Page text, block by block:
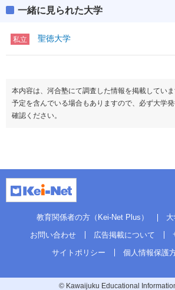
一緒に見られた大学
私立 聖徳大学
本内容は、河合塾にて調査した情報を掲載してい
予定を含んでいる場合もありますので、必ず大学
確認ください。
教育関係者の方（Kei-Net Plus）
お問い合わせ
広告掲載について
サイトポリシー
個人情報保護
© Kawaijuku Educational